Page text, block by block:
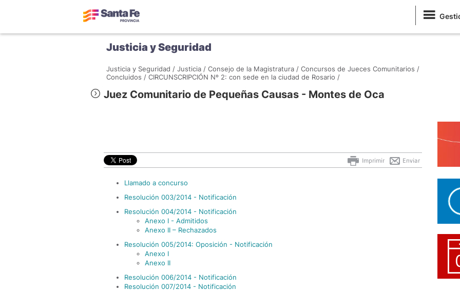
Justicia y Seguridad
Justicia y Seguridad / Justicia / Consejo de la Magistratura / Concursos de Jueces Comunitarios /
Concluidos / CIRCUNSCRIPCIÓN Nº 2: con sede en la ciudad de Rosario /
Juez Comunitario de Pequeñas Causas - Montes de Oca
Enviar
Imprimir
Llamado a concurso
Resolución 003/2014 - Notificación
Resolución 004/2014 - Notificación
Anexo I - Admitidos
Anexo II – Rechazados
Resolución 005/2014: Oposición - Notificación
Anexo I
Anexo II
Resolución 006/2014 - Notificación
Resolución 007/2014 - Notificación